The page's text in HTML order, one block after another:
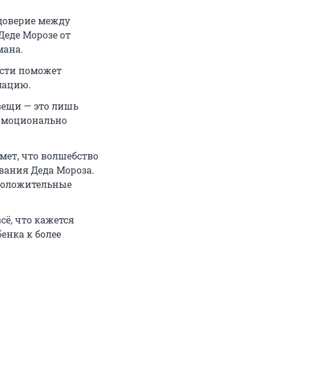
между
Морозе от
поможет
— это лишь
что волшебство
Деда Мороза.
что кажется
к более